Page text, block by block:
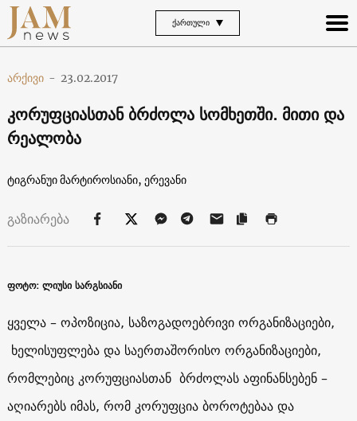
ᲥᲐᲠᲗᲣᲚᲘ
არქივი - 23.02.2017
კორუფციასთან ბრძოლა სომხეთში. მითი და
რეალობა
ტიგრანუი მარტიროსიანი, ერევანი
გაზიარება
ფოტო: ლიუსი სარგსიანი
ყველა – ოპოზიცია, საზოგადოებრივი ორგანიზაციები,
ხელისუფლება და საერთაშორისო ორგანიზაციები,
რომლებიც კორუფციასთან ბრძოლას აფინანსებენ –
აღიარებს იმას, რომ კორუფცია ბოროტებაა და